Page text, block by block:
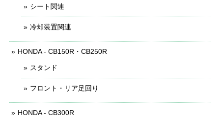
シート関連
冷却装置関連
HONDA - CB150R・CB250R
スタンド
フロント・リア足回り
HONDA - CB300R